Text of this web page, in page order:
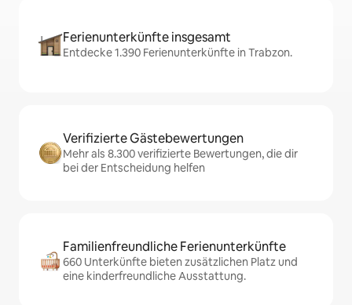
Ferienunterkünfte insgesamt
Entdecke 1.390 Ferienunterkünfte in Trabzon.
Verifizierte Gästebewertungen
Mehr als 8.300 verifizierte Bewertungen, die dir
bei der Entscheidung helfen
Familienfreundliche Ferienunterkünfte
660 Unterkünfte bieten zusätzlichen Platz und
eine kinderfreundliche Ausstattung.